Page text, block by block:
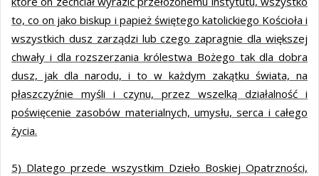
to, co on jako biskup i papież świętego katolickiego Kościoła i
wszystkich dusz zarządzi lub czego zapragnie dla większej
chwały i dla rozszerzania królestwa Bożego tak dla dobra
dusz, jak dla narodu, i to w każdym zakątku świata, na
płaszczyźnie myśli i czynu, przez wszelką działalność i
poświęcenie zasobów materialnych, umysłu, serca i całego
życia.
5) Dlatego przede wszystkim Dzieło Boskiej Opatrzności,